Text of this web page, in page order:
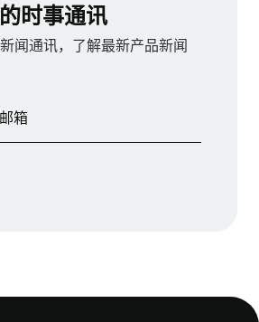
时事通讯
闻通讯，了解最新产品新闻